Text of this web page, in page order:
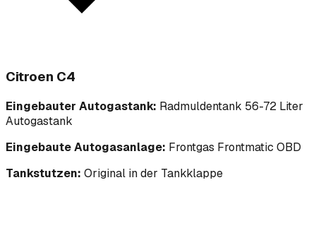
Citroen C4
Eingebauter Autogastank: Radmuldentank 56-72 Liter
Autogastank
Eingebaute Autogasanlage: Frontgas Frontmatic OBD
Tankstutzen: Original in der Tankklappe